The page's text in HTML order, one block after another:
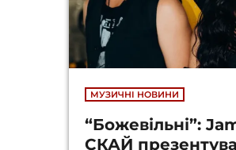
МУЗИЧНІ НОВИНИ
“Божевільні”:
СКАЙ